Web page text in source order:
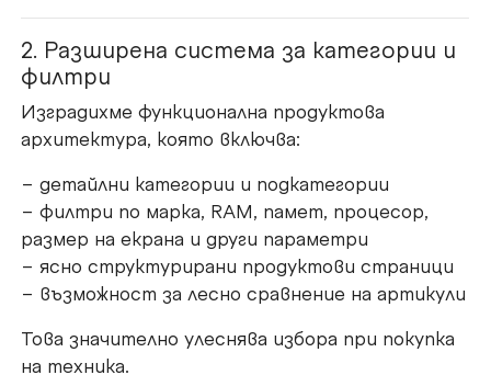
2. Разширена система за категории и
филтри
Изградихме функционална продуктова
архитектура, която включва:
– детайлни категории и подкатегории
– филтри по марка, RAM, памет, процесор,
размер на екрана и други параметри
– ясно структурирани продуктови страници
– възможност за лесно сравнение на артикули
Това значително улеснява избора при покупка
на техника.